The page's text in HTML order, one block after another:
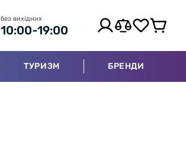
без вихідних
10:00-19:00
ТУРИЗМ БРЕНДИ